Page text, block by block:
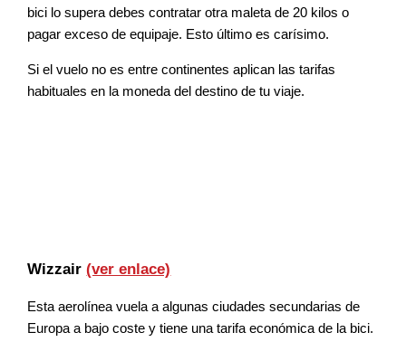
bici lo supera debes contratar otra maleta de 20 kilos o
pagar exceso de equipaje. Esto último es carísimo.
Si el vuelo no es entre continentes aplican las tarifas
habituales en la moneda del destino de tu viaje.
Wizzair(ver enlace)
Esta aerolínea vuela a algunas ciudades secundarias de
Europa a bajo coste y tiene una tarifa económica de la bici.